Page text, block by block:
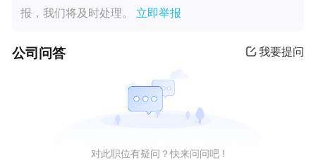
报，我们将及时处理。 立即举报
公司问答 我要提问
对此职位有疑问？快来问问吧 !